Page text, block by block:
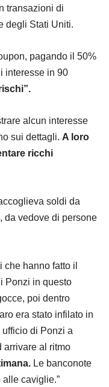
transazioni di
degli Stati Uniti.
pagando il 50%
interesse in 90
alcun interesse
sui dettagli. A loro
ricchi
soldi da
da vedove di persone
che hanno fatto il
Ponzi in questo
poi dentro
era stato infilato in
di Ponzi a
arrivare al ritmo
Le banconote
caviglie.”